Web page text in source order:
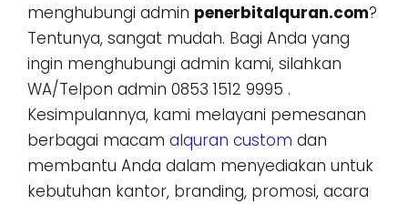
menghubungi admin penerbitalquran.com?
Tentunya, sangat mudah. Bagi Anda yang
ingin menghubungi admin kami, silahkan
WA/Telpon admin 0853 1512 9995 .
Kesimpulannya, kami melayani pemesanan
berbagai macam alquran custom dan
membantu Anda dalam menyediakan untuk
kebutuhan kantor, branding, promosi, acara